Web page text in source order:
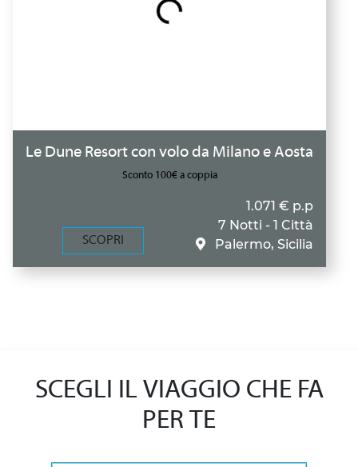
Le Dune Resort con volo da Milano e Aosta
Sconto 100€ a coppia
SCOPRI
1.071 € p.p
7 Notti - 1 Città
Palermo, Sicilia
SCEGLI IL VIAGGIO CHE FA
PER TE